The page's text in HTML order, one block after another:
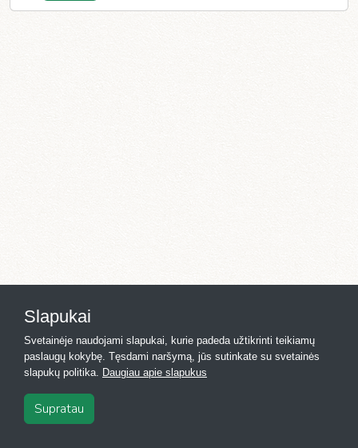
2026
Slapukai
Svetainėje naudojami slapukai, kurie padeda užtikrinti teikiamų
paslaugų kokybę. Tęsdami naršymą, jūs sutinkate su svetainės
slapukų politika. Daugiau apie slapukus
Supratau